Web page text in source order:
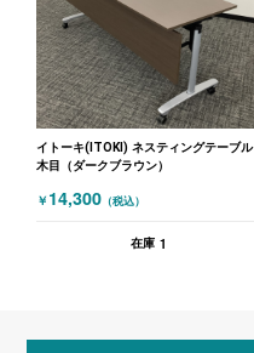
イトーキ(ITOKI) ネスティングテーブル
木目（ダークブラウン）
￥ 14,300 （税込）
在庫 1